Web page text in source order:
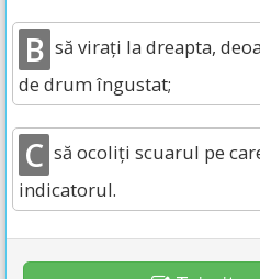
B să virați la dreapta,
de drum îngustat;
C să ocoliți scuarul pe
indicatorul.